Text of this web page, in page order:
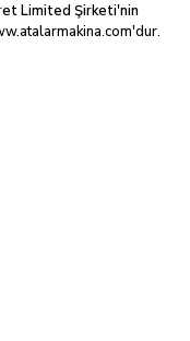
Limited Şirketi'nin
'dur.